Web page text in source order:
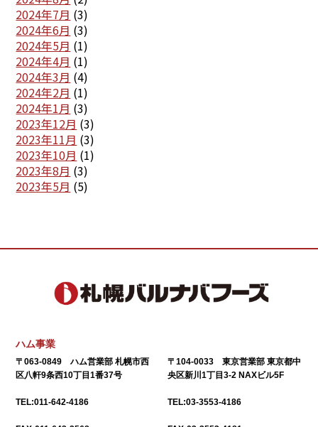
2024年7月 (3)
2024年6月 (3)
2024年5月 (1)
2024年4月 (1)
2024年3月 (4)
2024年2月 (1)
2024年1月 (3)
2023年12月 (3)
2023年11月 (3)
2023年10月 (1)
2023年8月 (3)
2023年5月 (5)
ハム事業
〒063-0849 ハム営業部 札幌市西
区八軒9条西10丁目1番37号
TEL:011-642-4186
〒104-0033 東京営業部 東京都中
央区新川1丁目3-2 NAXビル5F
TEL:03-3553-4186